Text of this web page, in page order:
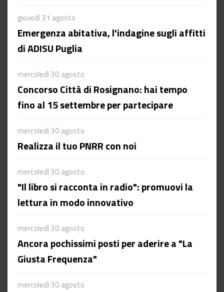
giovedì 31 agosto
Emergenza abitativa, l'indagine sugli affitti
di ADISU Puglia
mercoledì 30 agosto
Concorso Città di Rosignano: hai tempo
fino al 15 settembre per partecipare
mercoledì 30 agosto
Realizza il tuo PNRR con noi
mercoledì 30 agosto
"Il libro si racconta in radio": promuovi la
lettura in modo innovativo
mercoledì 30 agosto
Ancora pochissimi posti per aderire a "La
Giusta Frequenza"
mercoledì 30 agosto